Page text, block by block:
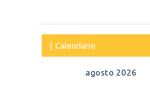
Calendario
agosto 2026